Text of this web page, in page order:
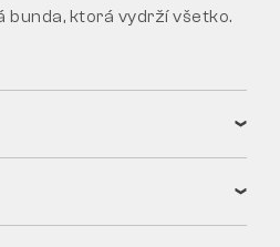
bunda, ktorá vydrží všetko.